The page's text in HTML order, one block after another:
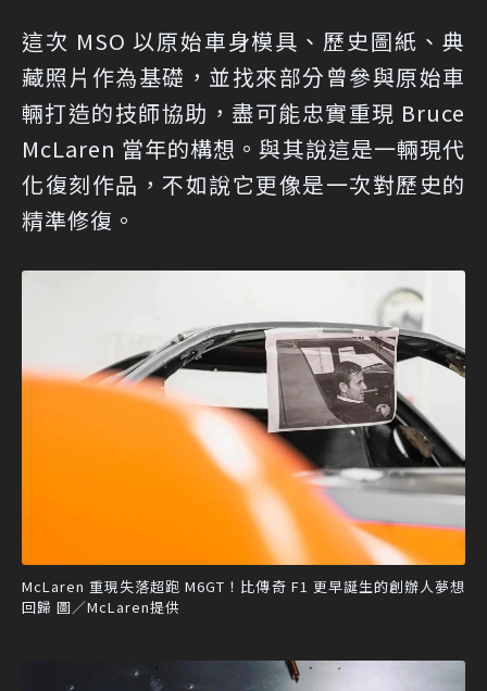
這次 MSO 以原始車身模具、歷史圖紙、典
藏照片作為基礎，並找來部分曾參與原始車
輛打造的技師協助，盡可能忠實重現 Bruce
McLaren 當年的構想。與其說這是一輛現代
化復刻作品，不如說它更像是一次對歷史的
精準修復。
McLaren 重現失落超跑 M6GT！比傳奇 F1 更早誕生的創辦人夢想
回歸 圖／McLaren提供